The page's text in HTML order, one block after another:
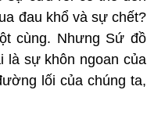
đau khổ và sự chết?
cùng. Nhưng Sứ đồ
là sự khôn ngoan của
lối của chúng ta,